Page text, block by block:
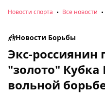
Новости спорта Все новости
Новости Борьбы
Экс-россиянин
"золото" Кубка
вольной